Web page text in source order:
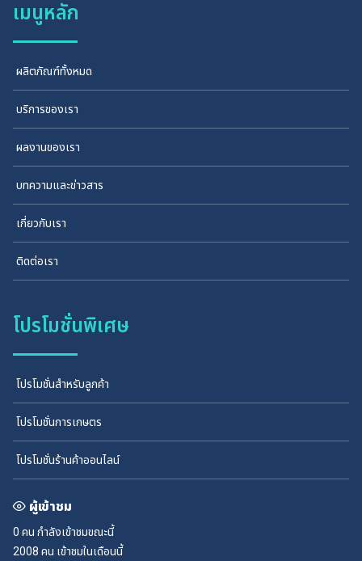
เมนูหลัก
ผลิตภัณฑ์ทั้งหมด
บริการของเรา
ผลงานของเรา
บทความและข่าวสาร
เกี่ยวกับเรา
ติดต่อเรา
โปรโมชั่นพิเศษ
โปรโมชั่นสำหรับลูกค้า
โปรโมชั่นการเกษตร
โปรโมชั่นร้านค้าออนไลน์
ผู้เข้าชม
0 คน กำลังเข้าชมขณะนี้
2008 คน เข้าชมในเดือนนี้